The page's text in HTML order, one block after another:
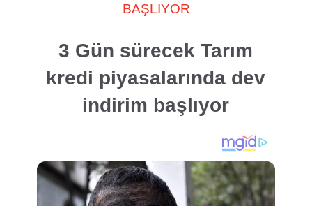
BAŞLIYOR
3 Gün sürecek Tarım
kredi piyasalarında dev
indirim başlıyor